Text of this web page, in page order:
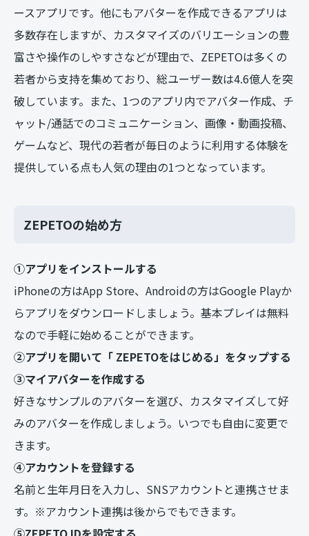
ースアプリです。他にもアバターを作成できるアプリは
多数存在しますが、カスタマイズのバリエーションの豊
富さや操作のしやすさなどが理由で、ZEPETOは多くの
若者から支持を集めており、総ユーザー数は4.6億人を突
破しています。また、1つのアプリ内でアバター作成、チ
ャット/通話でのコミュニケーション、画像・動画投稿、
ゲームなど、現代の若者が毎日のように利用する体験を
提供している点も人気の理由の1つとなっています。
ZEPETOの始め方
①アプリをインストールする
iPhoneの方はApp Store、Androidの方はGoogle Playか
らアプリをダウンロードしましょう。基本プレイは無料
なので手軽に始めることができます。
②アプリを開いて「 ZEPETOをはじめる」をタップする
③マイアバターを作成する
好きなサンプルのアバターを選び、カスタマイズして好
みのアバターを作成しましょう。いつでも自由に変更で
きます。
④アカウントを登録する
名前と生年月日を入力し、SNSアカウントと連携させま
す。※アカウント連携は後からでもできます。